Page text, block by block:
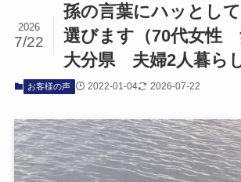
孫の​言葉に​ハッと​し
選びます​（70​代女
大分県 夫婦2人暮らし
2026
7/22
お客様の声 2022-01-04 2026-07-22